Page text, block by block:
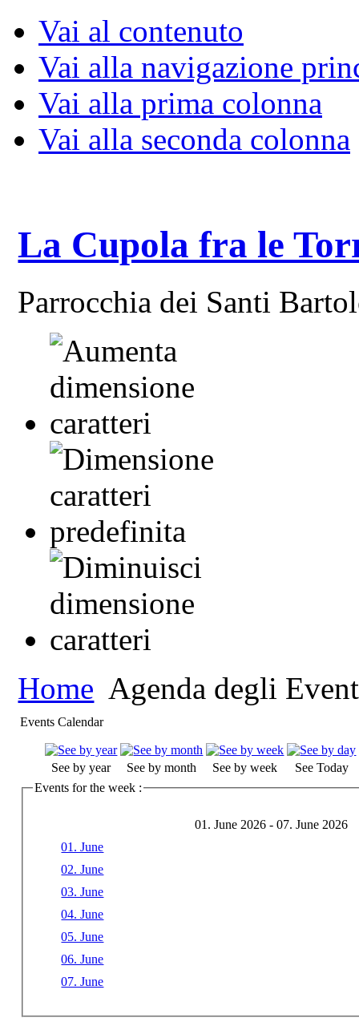
Vai al contenuto
Vai alla navigazione
Vai alla prima colonna
Vai alla seconda colonna
La Cupola fra le
Parrocchia dei Santi
Home Agenda degli
Events Calendar
See by year See by month See by week
See Today
Events for the week :
01. June 2026 - 07. June 2026
01. June
02. June
03. June
04. June
05. June
06. June
07. June